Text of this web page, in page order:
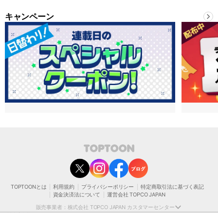
キャンペーン
TOPTOONとは 利用規約 プライバシーポリシー
特定商取引法に基づく表記
資金決済法について
運営会社 TOPCO JAPAN
販売事業者：株式会社 TOPCO JAPAN カスタマーセンター
contact@toptoon.jp
カスタマーセンター受付時間 10：30～13：00、14：00～18：30（土・日・祝日は
除く）
営業時間外にいただいたお問い合わせは、翌営業日以降にご対応いたしますことをご
了承ください。
モバイルやパソコンの迷惑メール対策等により、弊社からお送りするメールが正しく
届かない場合がございます。
受信できるよう設定をお願い申し上げます。